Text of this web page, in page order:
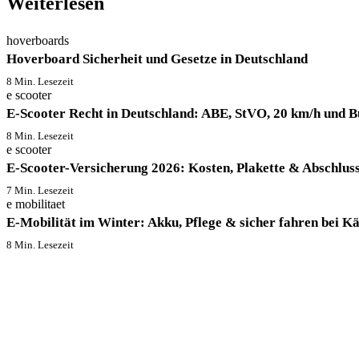
hoverboards
Hoverboard Sicherheit und Gesetze in Deutschland
8 Min. Lesezeit
e scooter
E-Scooter Recht in Deutschland: ABE, StVO, 20 km/h und
8 Min. Lesezeit
e scooter
E-Scooter-Versicherung 2026: Kosten, Plakette &
7 Min. Lesezeit
e mobilitaet
E-Mobilität im Winter: Akku, Pflege & sicher fahren bei
8 Min. Lesezeit